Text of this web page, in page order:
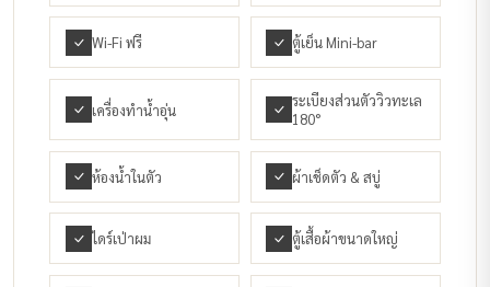
Wi-Fi ฟรี ตู้เย็น Mini-bar
เครื่องทำน้ำอุ่น
ระเบียงส่วนตัววิวทะเล
180°
ห้องน้ำในตัว ผ้าเช็ดตัว & สบู่
ไดร์เป่าผม ตู้เสื้อผ้าขนาดใหญ่